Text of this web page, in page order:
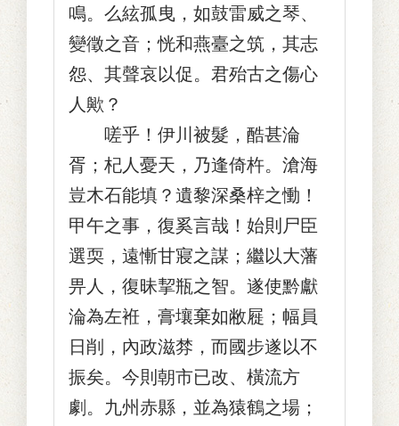
鳴。么絃孤曳，如鼓雷威之琴、
變徵之音；恍和燕臺之筑，其志
怨、其聲哀以促。君殆古之傷心
人歟？
嗟乎！伊川被髮，酷甚淪
胥；杞人憂天，乃逢倚杵。滄海
豈木石能填？遺黎深桑梓之慟！
甲午之事，復奚言哉！始則尸臣
選耎，遠慚甘寢之謀；繼以大藩
畀人，復昧挈瓶之智。遂使黔獻
淪為左袵，膏壤棄如敝屣；幅員
日削，內政滋棼，而國步遂以不
振矣。今則朝市已改、橫流方
劇。九州赤縣，並為猿鶴之場；